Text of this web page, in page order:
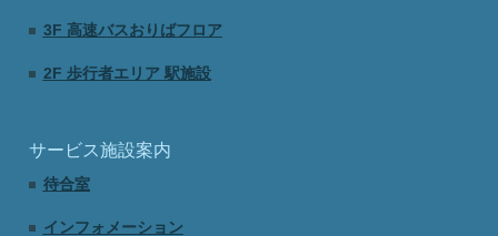
3F 高速バスおりばフロア
2F 歩行者エリア 駅施設
サービス施設案内
待合室
インフォメーション